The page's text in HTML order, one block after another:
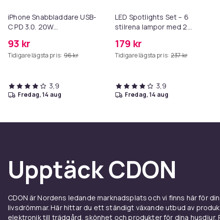
iPhone Snabbladdare USB-
C PD 3.0. 20W
93 kr
Tidigare lägsta pris: 96 kr
3,9
fredag, 14 aug
LED Spotlights Set – 6
stilrena lampor med 2
179 kr
Tidigare lägsta pris: 237 kr
3,9
fredag, 14 aug
Upptäck CDON
CDON är Nordens ledande marknadsplats och vi finns här för
livsdrömmar. Här hittar du ett ständigt växande utbud av
elektronik till trädgård, skönhet och produkter för dina husdjur.